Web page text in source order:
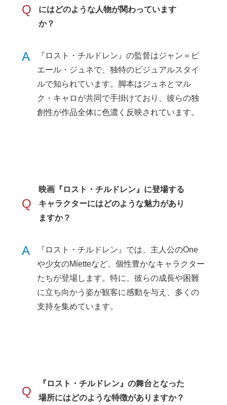
Q
にはどのような人物が関わっています
か？
A
『ロスト・チルドレン』の監督はジャン＝ピ
エール・ジュネで、独特のビジュアルスタイ
ルで知られています。脚本はジュネとマル
ク・キャロが共同で手掛けており、彼らの独
創性が作品全体に色濃く反映されています。
Q
映画『ロスト・チルドレン』に登場する
キャラクターにはどのような魅力があり
ますか？
A
『ロスト・チルドレン』では、主人公のOne
や少女のMietteなど、個性豊かなキャラクター
たちが登場します。特に、彼らの成長や困難
に立ち向かう姿が観客に感動を与え、多くの
支持を集めています。
Q
『ロスト・チルドレン』の舞台となった
場所にはどのような特徴がありますか？